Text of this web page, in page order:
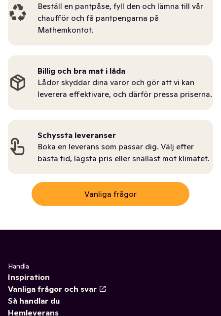
Beställ en pantpåse, fyll den och lämna till vår
chaufför och få pantpengarna på
Mathemkontot.
Billig och bra mat i låda
Lådor skyddar dina varor och gör att vi kan
leverera effektivare, och därför pressa priserna.
Schyssta leveranser
Boka en leverans som passar dig. Välj efter
bästa tid, lägsta pris eller snällast mot klimatet.
Vanliga frågor
Handla
Inspiration
Vanliga frågor och svar
Så handlar du
Hemleverans